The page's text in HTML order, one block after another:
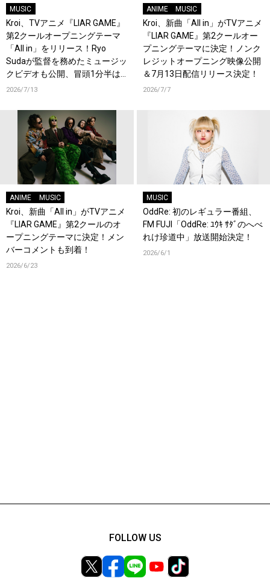
MUSIC
Kroi、TVアニメ『LIAR GAME』
第2クールオープニングテーマ
「All in」をリリース！Ryo
Sudaが監督を務めたミュージッ
クビデオも公開、冒頭1分半は
ワンカット！
2026/7/13
ANIME MUSIC
Kroi、新曲「All in」がTVアニメ
『LIAR GAME』第2クールオー
プニングテーマに決定！ノンク
レジットオープニング映像公開
＆7月13日配信リリース決定！
2026/7/7
ANIME MUSIC
Kroi、新曲「All in」がTVアニメ
『LIAR GAME』第2クールのオ
ープニングテーマに決定！メン
バーコメントも到着！
2026/6/23
MUSIC
OddRe: 初のレギュラー番組、
FM FUJI「OddRe: ﾕｳｷ ｻﾀﾞのへべ
れけ珍道中」放送開始決定！
2026/6/1
FOLLOW US